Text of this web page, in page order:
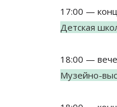
17:00 —
Детская
18:00 —
Музейно-